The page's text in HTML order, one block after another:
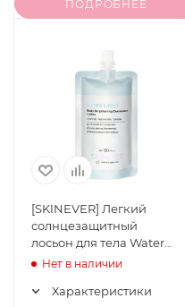
ПОДРОБНЕЕ
[SKINEVER] Легкий
солнцезащитный
лосьон для тела Water
Light Body Brightening
PA++++, 100 мл
Нет в наличии
Характеристики